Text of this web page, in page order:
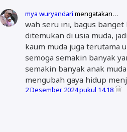
mya wuryandari mengatakan…
wah seru ini, bagus
ditemukan di usia muda,
kaum muda juga terutama
semoga semakin banyak
semakin banyak anak
mengubah gaya hidup
2 Desember 2024 pukul 14.18